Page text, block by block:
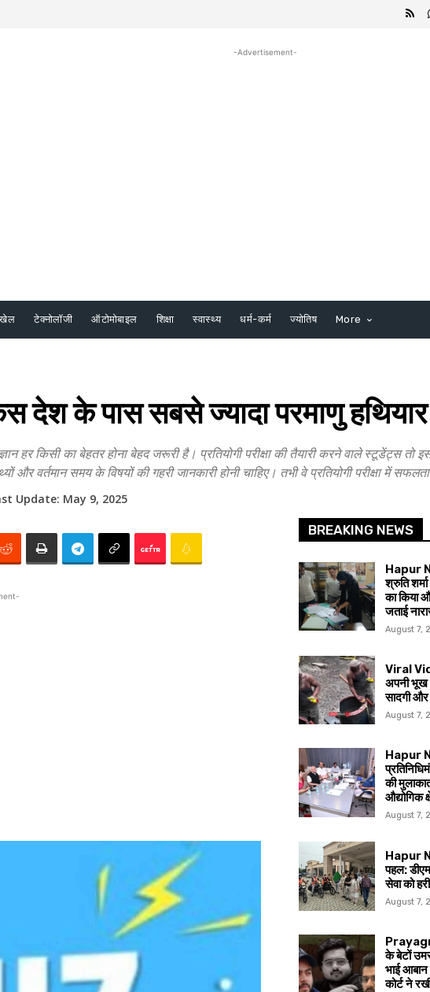
-Advertisement-
खेल टेक्नोलॉजी ऑटोमोबाइल शिक्षा स्वास्थ्य धर्म-कर्म ज्योतिष More
देश के पास सबसे ज्यादा परमाणु
किसी का बेहतर होना बेहद जरूरी है। प्रतियोगी परीक्षा की तैयारी करने वाले स्टूडेंट्स तो
वर्तमान समय के विषयों की गहरी जानकारी होनी चाहिए। तभी वे प्रतियोगी परीक्षा में
Update: May 9, 2025
BREAKING NEWS
Hapur
श्रुति
का किया
जताई
August 7,
Viral
अपनी भूख
सादगी
August 7,
Hapur
की
औद्योगिक
August 7,
Hapur
पहल:
सेवा को
August 7,
के बेटों
भाई
कोर्ट ने